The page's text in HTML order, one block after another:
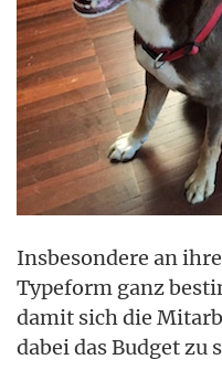
Insbesondere an
Typeform ganz
damit sich die
dabei das Budget zu